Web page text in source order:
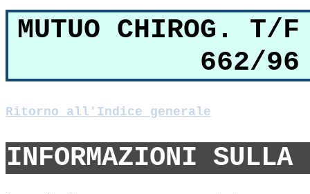
MUTUO CHIROG.
662/96
Ritorno all'Indice generale
INFORMAZIONI SULLA